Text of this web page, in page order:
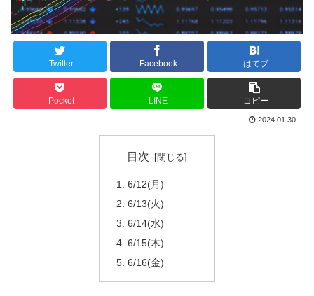
Twitter Facebook はてブ
Pocket LINE コピー
2024.01.30
目次
6/12(月)
6/13(火)
6/14(水)
6/15(木)
6/16(金)